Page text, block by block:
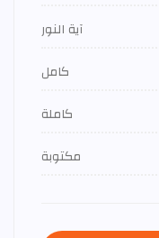
آية النور
كامل
كاملة
مكتوبة